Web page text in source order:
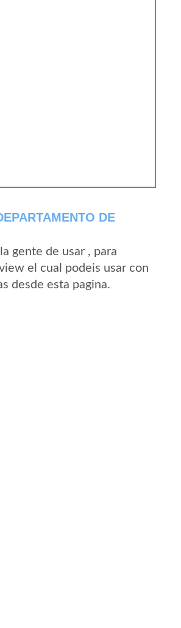
DE
gente de usar , para
el cual podeis usar con
desde esta pagina.